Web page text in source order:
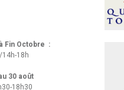
Fin Octobre :
18h
30 août
18h30